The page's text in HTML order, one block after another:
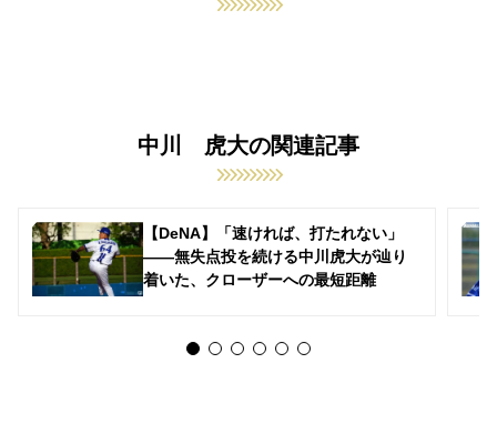
中川 虎大の関連記事
【DeNA】「速ければ、打たれない」
――無失点投を続ける中川虎大が辿り
着いた、クローザーへの最短距離